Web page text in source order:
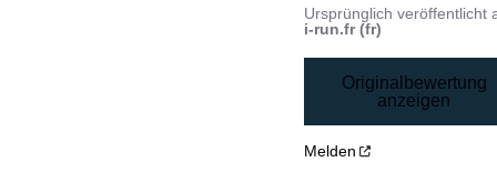
Ursprünglich veröffentlicht
i-run.fr (fr)
Originalbewertung
anzeigen
Melden